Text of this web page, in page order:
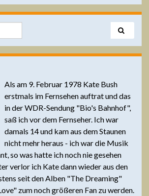
Als am 9. Februar 1978 Kate Bush
erstmals im Fernsehen auftrat und das
in der WDR-Sendung "Bio's Bahnhof",
saß ich vor dem Fernseher. Ich war
damals 14 und kam aus dem Staunen
nicht mehr heraus - ich war die Musik
so was hatte ich noch nie gesehen
verlor ich Kate dann wieder aus den
seit den Alben "The Dreaming"
zum noch größeren Fan zu werden.